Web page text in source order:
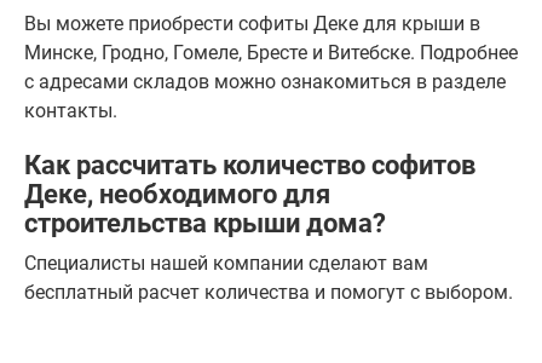
Вы можете приобрести софиты Деке для крыши в
Минске, Гродно, Гомеле, Бресте и Витебске. Подробнее
с адресами складов можно ознакомиться в разделе
контакты.
Как рассчитать количество софитов
Деке, необходимого для
строительства крыши дома?
Специалисты нашей компании сделают вам
бесплатный расчет количества и помогут с выбором.